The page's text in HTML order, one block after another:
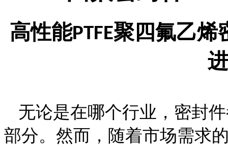
高性能PTFE聚四氟乙烯
无论是在哪个行业，密封
部分。然而，随着市场需求